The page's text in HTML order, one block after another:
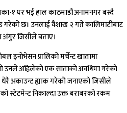
१ घर भई हाल काठमाडौं अनामनगर बस्दै
छ। उनलाई वैशाख २ गते कालिमाटीबाट
अंगुर जिसीले बताए।
इनोभेसन प्रालिको मर्चेन्ट खातामा
उनले अहिलेको एक साताको अवधिमा गरेको
धेरै अकाउन्ट ह्याक गरेको जनाएको जिसीले
स्टेटमेन्ट निकाल्दा उक्त बराबरको रकम